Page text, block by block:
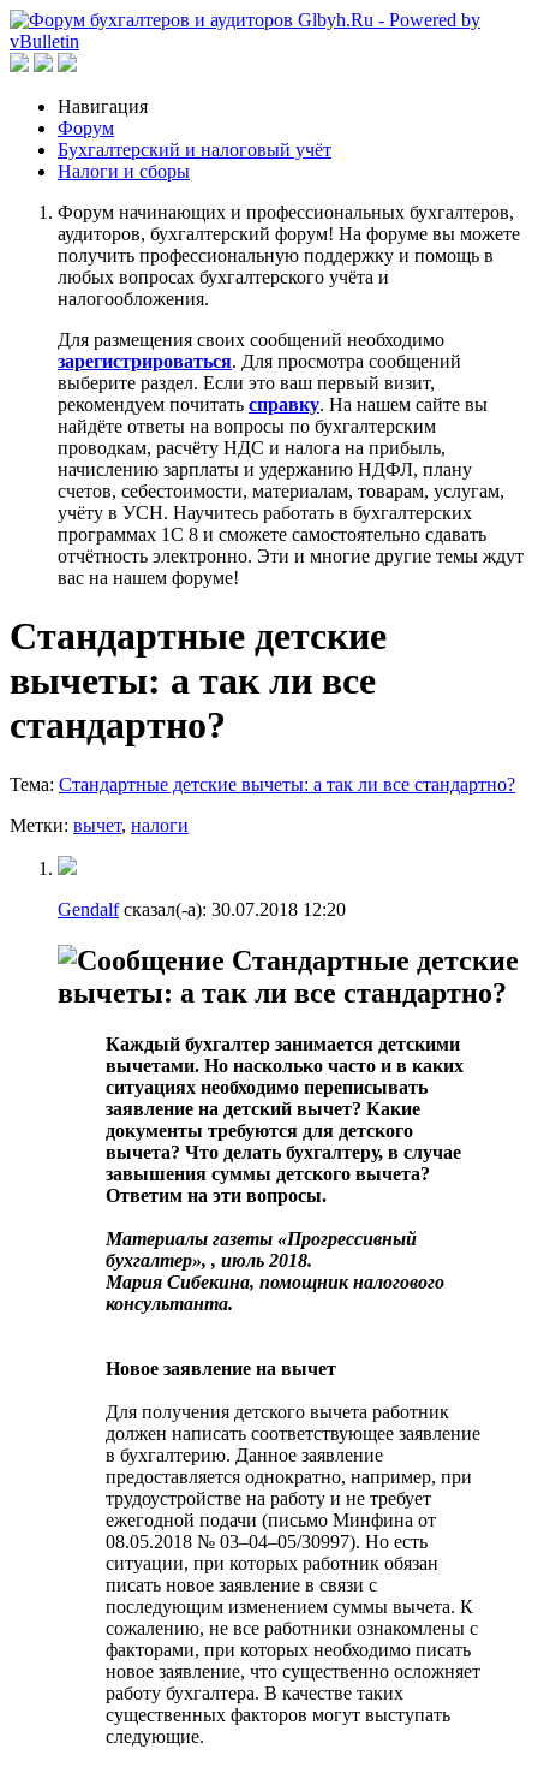
Навигация
Форум
Бухгалтерский и налоговый учёт
Налоги и сборы
Форум начинающих и профессиональных бухгалтеров,
аудиторов, бухгалтерский форум! На форуме вы можете
получить профессиональную поддержку и помощь в
любых вопросах бухгалтерского учёта и
налогообложения.
Для размещения своих сообщений необходимо
зарегистрироваться. Для просмотра сообщений
выберите раздел. Если это ваш первый визит,
рекомендуем почитать справку. На нашем сайте вы
найдёте ответы на вопросы по бухгалтерским
проводкам, расчёту НДС и налога на прибыль,
начислению зарплаты и удержанию НДФЛ, плану
счетов, себестоимости, материалам, товарам, услугам,
учёту в УСН. Научитесь работать в бухгалтерских
программах 1С 8 и сможете самостоятельно сдавать
отчётность электронно. Эти и многие другие темы ждут
вас на нашем форуме!
Стандартные детские
вычеты: а так ли все
стандартно?
Тема: Стандартные детские вычеты: а так ли все стандартно?
Метки: вычет, налоги
Gendalfсказал(-а): 30.07.2018 12:20
Стандартные детские
вычеты: а так ли все стандартно?
Каждый бухгалтер занимается детскими
вычетами. Но насколько часто и в каких
ситуациях необходимо переписывать
заявление на детский вычет? Какие
документы требуются для детского
вычета? Что делать бухгалтеру, в случае
завышения суммы детского вычета?
Ответим на эти вопросы.
Материалы газеты «Прогрессивный
бухгалтер», , июль 2018.
Мария Сибекина, помощник налогового
консультанта.
Новое заявление на вычет
Для получения детского вычета работник
должен написать соответствующее заявление
в бухгалтерию. Данное заявление
предоставляется однократно, например, при
трудоустройстве на работу и не требует
ежегодной подачи (письмо Минфина от
08.05.2018 № 03–04–05/30997). Но есть
ситуации, при которых работник обязан
писать новое заявление в связи с
последующим изменением суммы вычета. К
сожалению, не все работники ознакомлены с
факторами, при которых необходимо писать
новое заявление, что существенно осложняет
работу бухгалтера. В качестве таких
существенных факторов могут выступать
следующие.